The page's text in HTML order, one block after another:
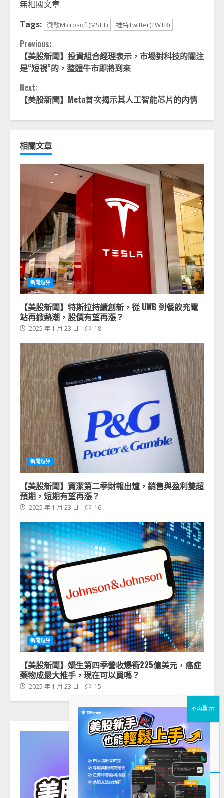
無相關文章
Tags: 微軟Microsoft(MSFT) 推特Twitter(TWTR)
Continue
Reading
Previous:
【美股新聞】投資組合經理表示，市場對科技的關注
是“短視”的，整體牛市即將到來
Next:
【美股新聞】Meta首次揭示其人工智能芯片的内情
相關文章
新聞短評
【美股新聞】特斯拉持續創新，從 UWB 到餐飲充電
站再掀熱潮，股價有望再漲？
2025 年 1 月 23 日 18
新聞短評
【美股新聞】寶潔第二季財報出爐，銷售與盈利雙超
預期，短期有望再漲？
2025 年 1 月 23 日 16
新聞短評
【美股新聞】嬌生第四季營收爆衝225億美元，癌症
藥物成最大推手，現在可以買嗎？
2025 年 1 月 23 日 15